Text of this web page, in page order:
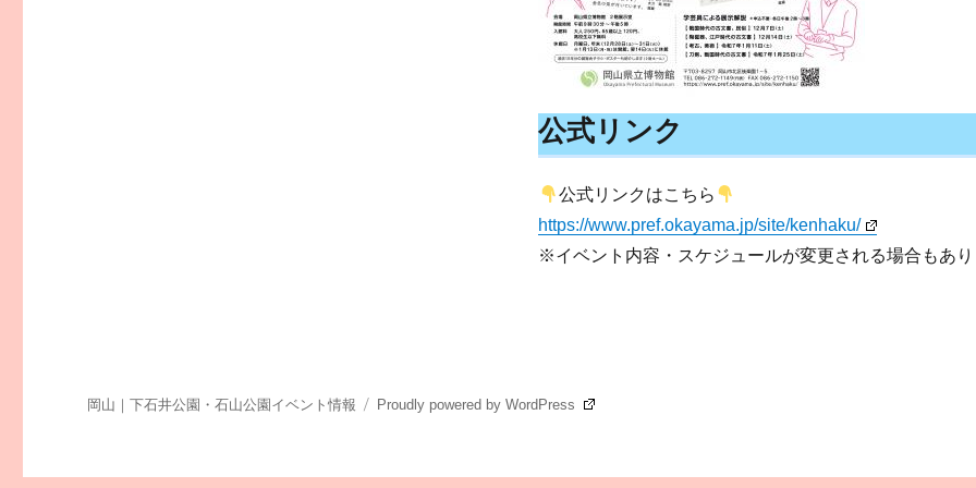
公式リンク
公式リンクはこちら
https://www.pref.okayama.jp/site/kenhaku/
※イベント内容・スケジュールが変更される場合もあ
岡山｜下石井公園・石山公園イベント情報 Proudly powered by WordPress